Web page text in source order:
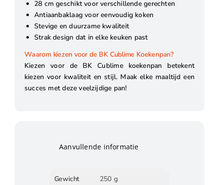
28 cm geschikt voor verschillende gerechten
Antiaanbaklaag voor eenvoudig koken
Stevige en duurzame kwaliteit
Strak design dat in elke keuken past
Waarom kiezen voor de BK Cublime Koekenpan?
Kiezen voor de BK Cublime koekenpan betekent
kiezen voor kwaliteit en stijl. Maak elke maaltijd een
succes met deze veelzijdige pan!
Aanvullende informatie
Gewicht 250 g